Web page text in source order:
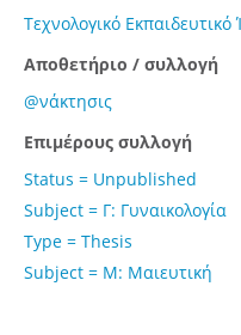
Τεχνολογικό
Αποθετήριο / συλλογή
@νάκτησις
Επιμέρους συλλογή
Status = Unpublished
Subject = Γ: Γυναικολογία
Type = Thesis
Subject = Μ: Μαιευτική